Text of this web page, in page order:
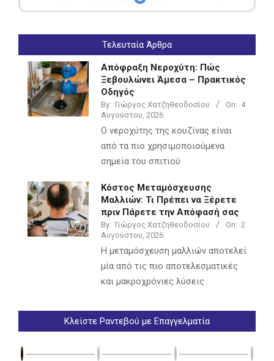
Τελευταία Άρθρα
Απόφραξη Νεροχύτη: Πώς
Ξεβουλώνει Άμεσα – Πρακτικός
Οδηγός
By: Γιώργος Χατζηθεοδοσίου On: 4
Αυγούστου, 2026
Ο νεροχύτης της κουζίνας είναι
από τα πιο χρησιμοποιούμενα
σημεία του σπιτιού
Κόστος Μεταμόσχευσης
Μαλλιών: Τι Πρέπει να Ξέρετε
πριν Πάρετε την Απόφασή σας
By: Γιώργος Χατζηθεοδοσίου On: 2
Αυγούστου, 2026
Η μεταμόσχευση μαλλιών αποτελεί
μία από τις πιο αποτελεσματικές
και μακροχρόνιες λύσεις
Κλείστε Ραντεβού με Επαγγελματία